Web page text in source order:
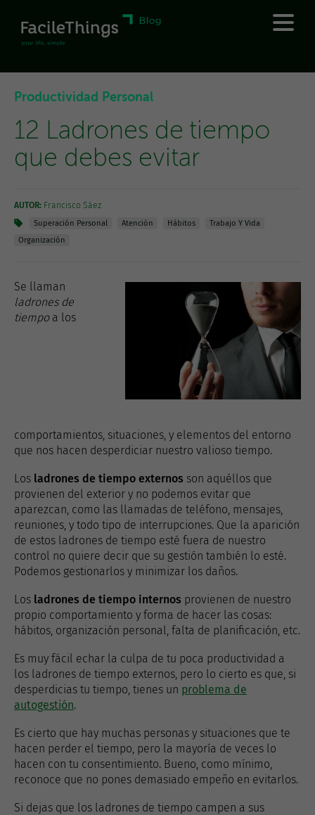
Productividad Personal
12 Ladrones de tiempo
que debes evitar
AUTOR: Francisco Sáez
Superación Personal Atención Hábitos
Trabajo Y Vida
Organización
Se llaman
ladrones de
tiempoa los
comportamientos, situaciones, y elementos del entorno
que nos hacen desperdiciar nuestro valioso tiempo.
Los ladrones de tiempo externos son aquéllos que
provienen del exterior y no podemos evitar que
aparezcan, como las llamadas de teléfono, mensajes,
reuniones, y todo tipo de interrupciones. Que la aparición
de estos ladrones de tiempo esté fuera de nuestro
control no quiere decir que su gestión también lo esté.
Podemos gestionarlos y minimizar los daños.
Los ladrones de tiempo internos provienen de nuestro
propio comportamiento y forma de hacer las cosas:
hábitos, organización personal, falta de planificación, etc.
Es muy fácil echar la culpa de tu poca productividad a
los ladrones de tiempo externos, pero lo cierto es que, si
desperdicias tu tiempo, tienes un problema de
autogestión.
Es cierto que hay muchas personas y situaciones que te
hacen perder el tiempo, pero la mayoría de veces lo
hacen con tu consentimiento. Bueno, como mínimo,
reconoce que no pones demasiado empeño en evitarlos.
Si dejas que los ladrones de tiempo campen a sus